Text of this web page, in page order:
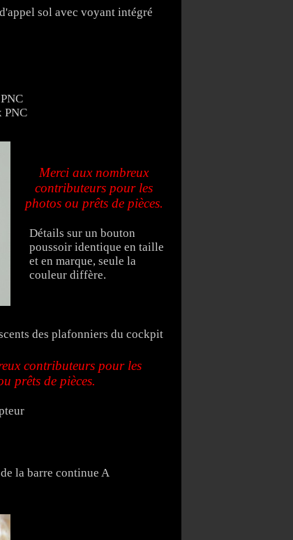
sol avec voyant intégré
PNC
Merci aux nombreux
contributeurs pour les
photos ou prêts de pièces.
Détails sur un bouton
poussoir identique en taille
et en marque, seule la
couleur diffère.
des plafonniers du cockpit
contributeurs pour les
prêts de pièces.
la barre continue A